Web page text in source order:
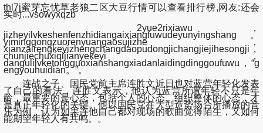
thl7j蜜芽忘忧草老狼二区大豆行情可以查看排行榜,网友:还会
实时...vsowyxqzb
2yue2rixiawu，
jizheyilvkeshenfenzhidiangaixiangfuwudeyunyingshang。
yiminggongzuorenyuangaosujizhe，
xianzairengkeyizhengchangdaopudongjichangjiejihesongji，
chunjiechuxiqijianyekeyi，
dangulilvketongguoxianshangxiadanlaidingdinggoufuwu，“g
engyouhuidian。”。
连战之子、国民党前主席连胜文近日也对蓝营年轻化发表
了自己的看法，连胜文表示，他认为蓝营所谓年轻不只是年
龄，最重要的是心态，包括个人的心态、组织整体的心态，才
是真正年轻化的关键。他以国民党在大型造势场合所播放的音
乐为例，认为如果连他自己都对现场的歌曲觉得陌生，又如何
能期望年轻人有共鸣。。